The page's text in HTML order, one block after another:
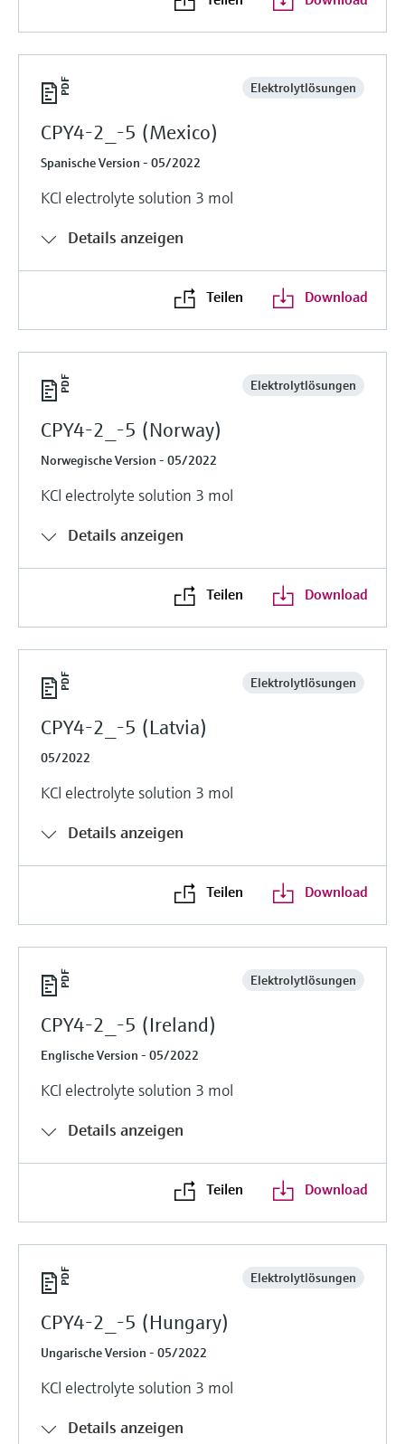
Elektrolytlösungen
CPY4-2_-5 (Mexico)
Spanische Version - 05/2022
KCl electrolyte solution 3 mol
Details anzeigen
Teilen Download
Elektrolytlösungen
CPY4-2_-5 (Norway)
Norwegische Version - 05/2022
KCl electrolyte solution 3 mol
Details anzeigen
Teilen Download
Elektrolytlösungen
CPY4-2_-5 (Latvia)
05/2022
KCl electrolyte solution 3 mol
Details anzeigen
Teilen Download
Elektrolytlösungen
CPY4-2_-5 (Ireland)
Englische Version - 05/2022
KCl electrolyte solution 3 mol
Details anzeigen
Teilen Download
Elektrolytlösungen
CPY4-2_-5 (Hungary)
Ungarische Version - 05/2022
KCl electrolyte solution 3 mol
Details anzeigen